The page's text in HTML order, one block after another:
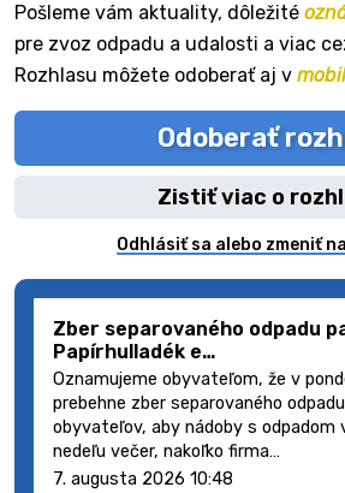
Pošleme vám aktuality, dôležité
pre zvoz odpadu a udalosti a viac
Rozhlasu môžete odoberať aj v
Odoberať
Zistiť viac o
Odhlásiť sa alebo zmeniť
Zber separovaného odpadu
Papírhulladék e…
Oznamujeme obyvateľom, že v
prebehne zber separovaného
obyvateľov, aby nádoby s odpadom
nedeľu večer, nakoľko firma…
7. augusta 2026 10:48